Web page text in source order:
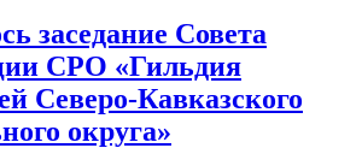
заседание Совета
СРО «Гильдия
Северо-Кавказского
округа»